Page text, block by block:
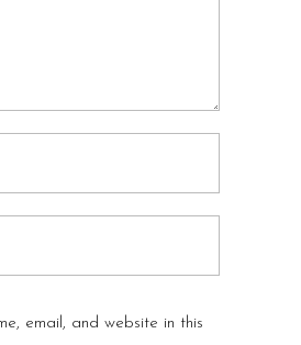
email, and website in this